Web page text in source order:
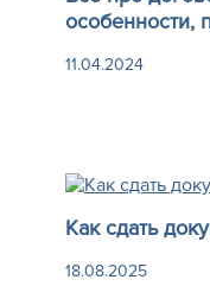
особенности,
11.04.2024
Как сдать
18.08.2025